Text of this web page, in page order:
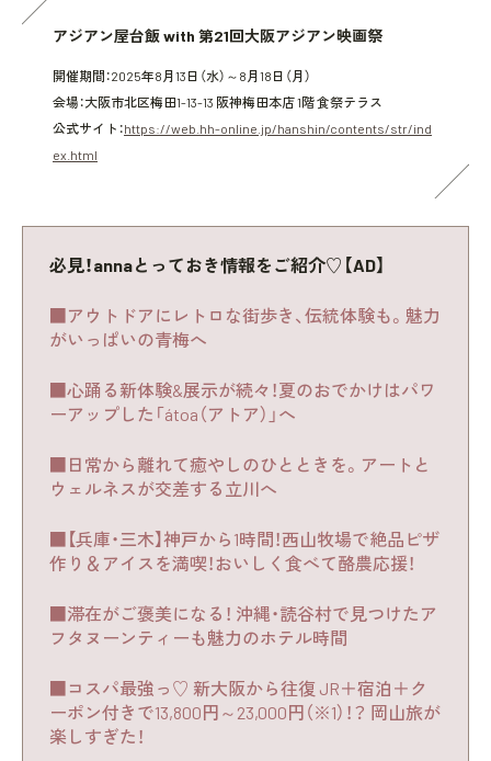
アジアン屋台飯 with 第21回大阪アジアン映画祭
開催期間：2025年8月13日（水）～8月18日（月）
会場：大阪市北区梅田1-13-13 阪神梅田本店 1階 食祭テラス
公式サイト：https://web.hh-online.jp/hanshin/contents/str/ind
ex.html
必見！annaとっておき情報をご紹介♡【AD】
■アウトドアにレトロな街歩き、伝統体験も。魅力
がいっぱいの青梅へ
■心踊る新体験&展示が続々！夏のおでかけはパワ
ーアップした「átoa（アトア）」へ
■日常から離れて癒やしのひとときを。アートと
ウェルネスが交差する立川へ
■【兵庫・三木】神戸から1時間！西山牧場で絶品ピザ
作り＆アイスを満喫！おいしく食べて酪農応援！
■滞在がご褒美になる！ 沖縄・読谷村で見つけたア
フタヌーンティーも魅力のホテル時間
■コスパ最強っ♡ 新大阪から往復 JR＋宿泊＋ク
ーポン付きで13,800円～23,000円（※1）！？ 岡山旅が
楽しすぎた！